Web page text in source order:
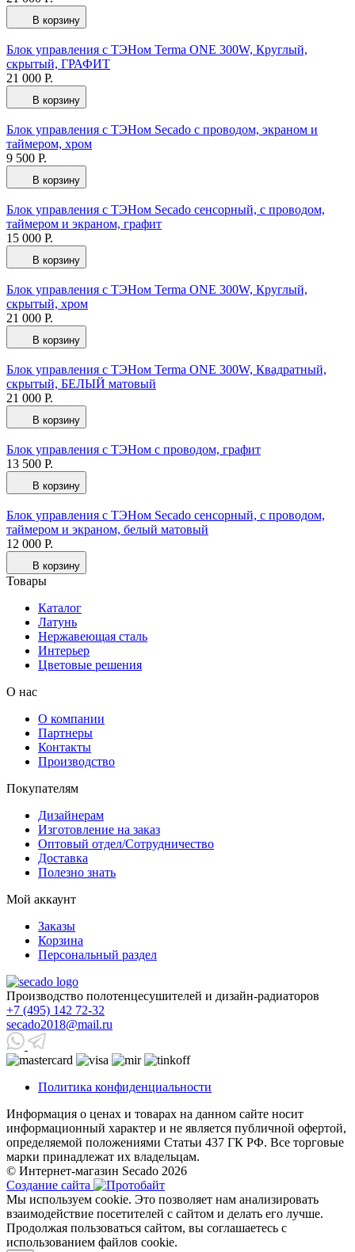
В корзину
Блок управления с ТЭНом Terma ONE 300W, Круглый,
скрытый, ГРАФИТ
21 000 Р.
В корзину
Блок управления с ТЭНом Secado с проводом, экраном и
таймером, хром
9 500 Р.
В корзину
Блок управления с ТЭНом Secado сенсорный, с проводом,
таймером и экраном, графит
15 000 Р.
В корзину
Блок управления с ТЭНом Terma ONE 300W, Круглый,
скрытый, хром
21 000 Р.
В корзину
Блок управления с ТЭНом Terma ONE 300W, Квадратный,
скрытый, БЕЛЫЙ матовый
21 000 Р.
В корзину
Блок управления с ТЭНом с проводом, графит
13 500 Р.
В корзину
Блок управления с ТЭНом Secado сенсорный, с проводом,
таймером и экраном, белый матовый
12 000 Р.
В корзину
Товары
Каталог
Латунь
Нержавеющая сталь
Интерьер
Цветовые решения
О нас
О компании
Партнеры
Контакты
Производство
Покупателям
Дизайнерам
Изготовление на заказ
Оптовый отдел/Сотрудничество
Доставка
Полезно знать
Мой аккаунт
Заказы
Корзина
Персональный раздел
Производство полотенцесушителей и дизайн-радиаторов
+7 (495) 142 72-32
secado2018@mail.ru
Политика конфиденциальности
Информация о ценах и товарах на данном сайте носит
информационный характер и не является публичной офертой,
определяемой положениями Статьи 437 ГК РФ. Все торговые
марки принадлежат их владельцам.
© Интернет-магазин Secado 2026
Создание сайта
Мы используем cookie. Это позволяет нам анализировать
взаимодействие посетителей с сайтом и делать его лучше.
Продолжая пользоваться сайтом, вы соглашаетесь с
использованием файлов cookie.